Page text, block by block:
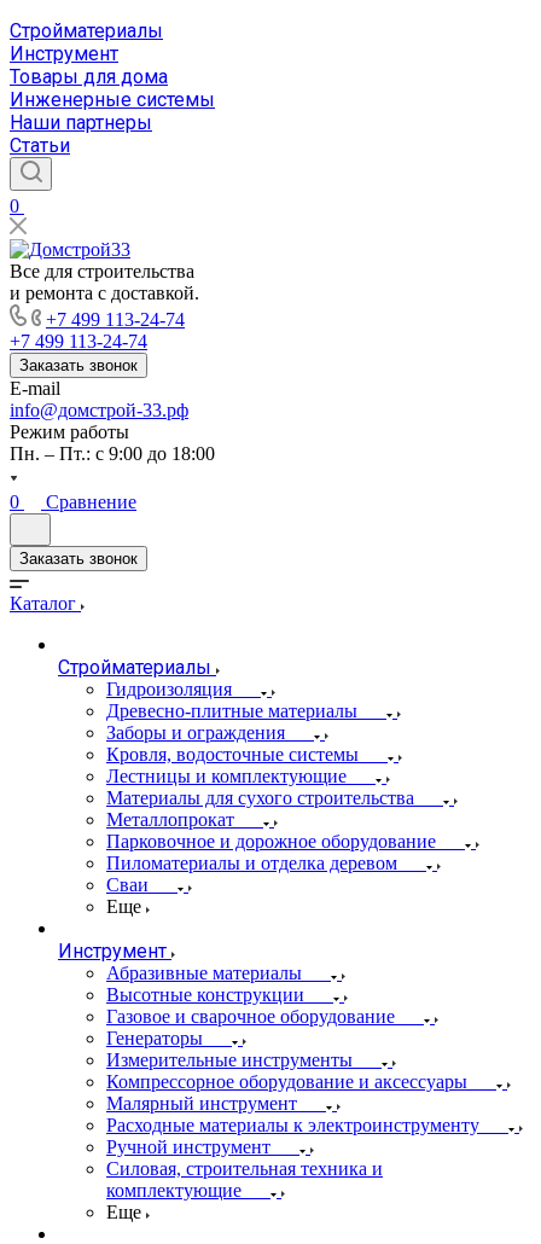
Стройматериалы
Инструмент
Товары для дома
Инженерные системы
Наши партнеры
Статьи
0
Все для строительства
и ремонта с доставкой.
+7 499 113-24-74
+7 499 113-24-74
Заказать звонок
E-mail
info@домстрой-33.рф
Режим работы
Пн. – Пт.: с 9:00 до 18:00
0 Сравнение
Заказать звонок
Каталог
Стройматериалы
Гидроизоляция
Древесно-плитные материалы
Заборы и ограждения
Кровля, водосточные системы
Лестницы и комплектующие
Материалы для сухого строительства
Металлопрокат
Парковочное и дорожное оборудование
Пиломатериалы и отделка деревом
Сваи
Еще
Инструмент
Абразивные материалы
Высотные конструкции
Газовое и сварочное оборудование
Генераторы
Измерительные инструменты
Компрессорное оборудование и аксессуары
Малярный инструмент
Расходные материалы к электроинструменту
Ручной инструмент
Силовая, строительная техника и
комплектующие
Еще